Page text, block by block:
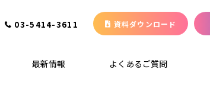
03-5414-3611 資料ダウンロード
最新情報 よくあるご質問